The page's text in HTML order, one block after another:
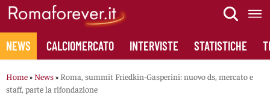
Skip
content
NEWS CALCIOMERCATO INTERVISTE STATISTICHE
Home» News» Roma, summit Friedkin-Gasperini: nuovo ds, mercato e
staff, parte la rifondazione